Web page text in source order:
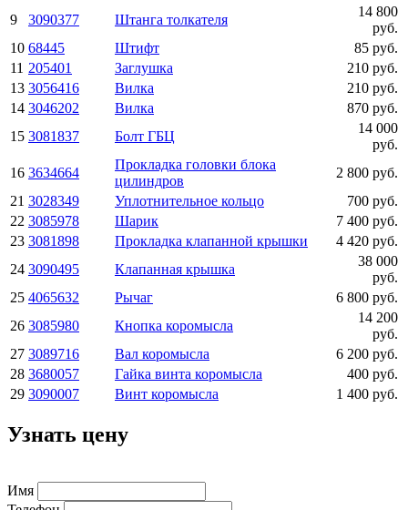
9
3090377 Штанга толкателя
14 800
руб.
10 68445 Штифт
85 руб.
11 205401 Заглушка
210 руб.
13 3056416 Вилка
210 руб.
14 3046202 Вилка
870 руб.
15 3081837 Болт ГБЦ
14 000
руб.
16 3634664
Прокладка головки блока
цилиндров
2 800 руб.
21 3028349 Уплотнительное кольцо
700 руб.
22 3085978 Шарик
7 400 руб.
23 3081898 Прокладка клапанной крышки
4 420 руб.
24 3090495 Клапанная крышка
38 000
руб.
25 4065632 Рычаг
6 800 руб.
26 3085980 Кнопка коромысла
14 200
руб.
27 3089716 Вал коромысла
6 200 руб.
28 3680057 Гайка винта коромысла
400 руб.
29 3090007 Винт коромысла 1 400 руб.
Узнать цену
Имя